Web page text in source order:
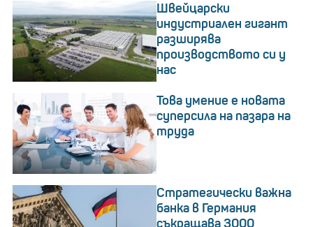
Швейцарски
индустриален гигант
разширява
производството си у
нас
Това умение е новата
суперсила на пазара на
труда
Стратегически важна
банка в Германия
съкращава 3000